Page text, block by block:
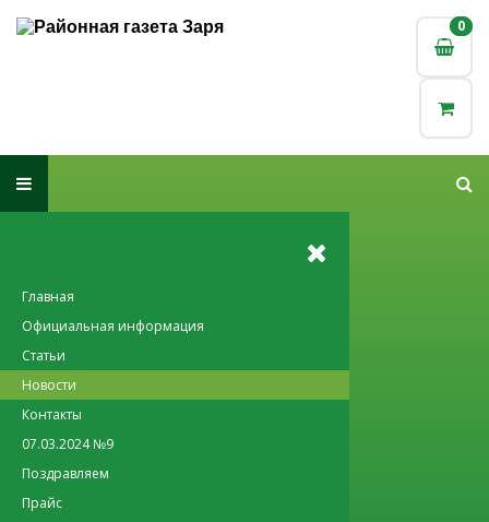
0
0
Главная
Официальная информация
Статьи
Новости
Контакты
07.03.2024 №9
Поздравляем
Прайс